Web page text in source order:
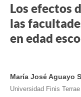
Los efectos
las
en edad
María José Aguayo
Universidad Finis Terrae